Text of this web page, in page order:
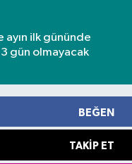
ilk gününde
gün olmayacak
BEĞEN
TAKIP ET